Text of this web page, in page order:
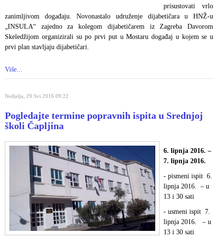
prisustovati vrlo
zanimljivom događaju. Novonastalo udruženje dijabetičara u HNŽ-u
„INSULA“ zajedno za kolegom dijabetičarem iz Zagreba Davorom
Skeledžijom organizirali su po prvi put u Mostaru događaj u kojem se u
prvi plan stavljaju dijabetičari.
Više...
Nedjelja, 29 Svi 2016 09:22
Pogledajte termine popravnih ispita u Srednjoj
školi Čapljina
6. lipnja 2016. –
7. lipnja 2016.
- pismeni ispit 6.
lipnja 2016. – u
13 i 30 sati
- usmeni ispit 7.
lipnja 2016. – u
13 i 30 sati